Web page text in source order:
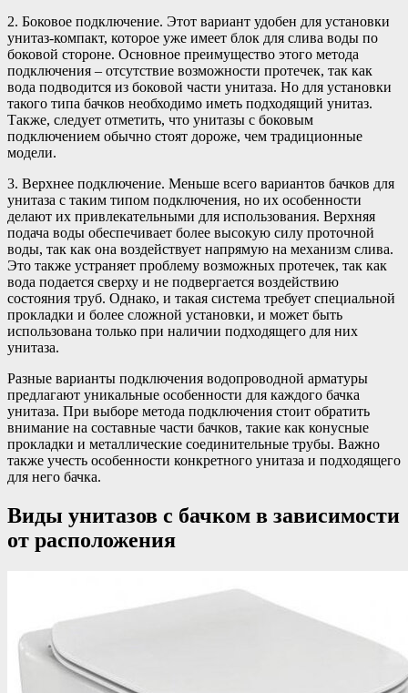
2. Боковое подключение. Этот вариант удобен для установки
унитаз-компакт, которое уже имеет блок для слива воды по
боковой стороне. Основное преимущество этого метода
подключения – отсутствие возможности протечек, так как
вода подводится из боковой части унитаза. Но для установки
такого типа бачков необходимо иметь подходящий унитаз.
Также, следует отметить, что унитазы с боковым
подключением обычно стоят дороже, чем традиционные
модели.
3. Верхнее подключение. Меньше всего вариантов бачков для
унитаза с таким типом подключения, но их особенности
делают их привлекательными для использования. Верхняя
подача воды обеспечивает более высокую силу проточной
воды, так как она воздействует напрямую на механизм слива.
Это также устраняет проблему возможных протечек, так как
вода подается сверху и не подвергается воздействию
состояния труб. Однако, и такая система требует специальной
прокладки и более сложной установки, и может быть
использована только при наличии подходящего для них
унитаза.
Разные варианты подключения водопроводной арматуры
предлагают уникальные особенности для каждого бачка
унитаза. При выборе метода подключения стоит обратить
внимание на составные части бачков, такие как конусные
прокладки и металлические соединительные трубы. Важно
также учесть особенности конкретного унитаза и подходящего
для него бачка.
Виды унитазов с бачком в зависимости
от расположения